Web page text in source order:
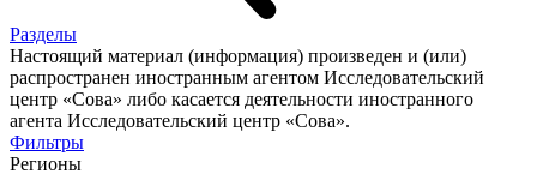
Разделы
Настоящий материал (информация) произведен и (или)
распространен иностранным агентом Исследовательский
центр «Сова» либо касается деятельности иностранного
агента Исследовательский центр «Сова».
Фильтры
Регионы